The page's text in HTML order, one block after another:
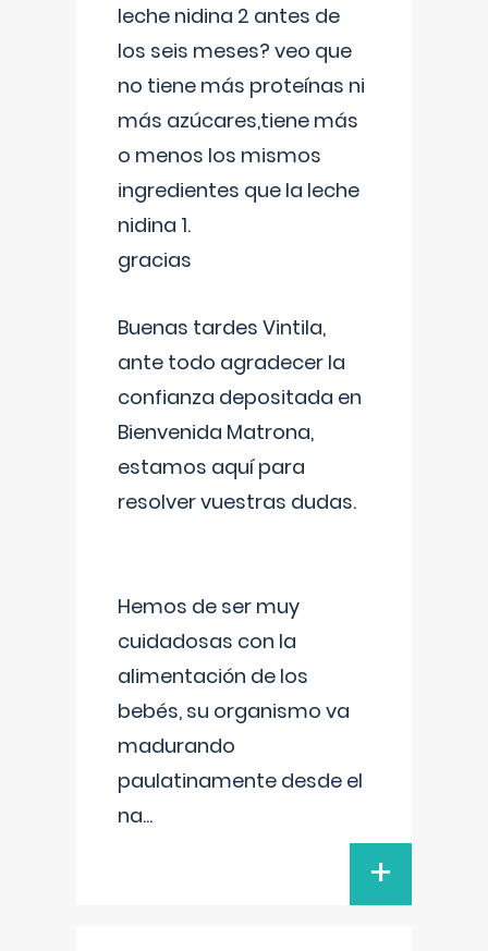
leche nidina 2 antes de
los seis meses? veo que
no tiene más proteínas ni
más azúcares,tiene más
o menos los mismos
ingredientes que la leche
nidina 1.
gracias
Buenas tardes Vintila,
ante todo agradecer la
confianza depositada en
Bienvenida Matrona,
estamos aquí para
resolver vuestras dudas.
Hemos de ser muy
cuidadosas con la
alimentación de los
bebés, su organismo va
madurando
paulatinamente desde el
na...
+